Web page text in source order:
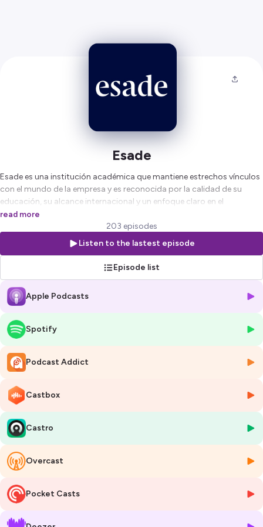
Esade
Esade es una institución académica que mantiene estrechos vínculos
con el mundo de la empresa y es reconocida por la calidad de su
educación, su alcance internacional y un enfoque claro en el
desarrollo holístico de la persona. Contenidos sobre empresa,
innovación y tecnología, agenda global y retos sociales ofrecidas por
Do Better, el hub de conocimiento de Esade.
ausha.co/privacy-policy
read more
203 episodes
Listen to the lastest episode
Episode list
Apple Podcasts
Spotify
Podcast Addict
Castbox
Castro
Overcast
Pocket Casts